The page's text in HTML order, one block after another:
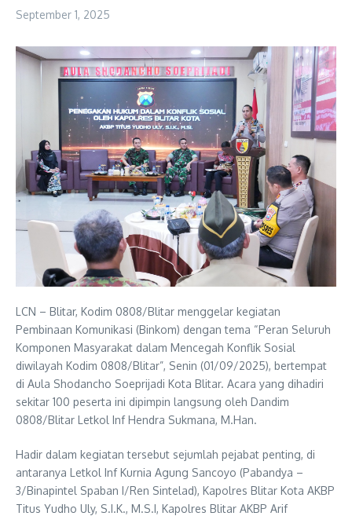
September 1, 2025
LCN – Blitar, Kodim 0808/Blitar menggelar kegiatan
Pembinaan Komunikasi (Binkom) dengan tema “Peran Seluruh
Komponen Masyarakat dalam Mencegah Konflik Sosial
diwilayah Kodim 0808/Blitar”, Senin (01/09/2025), bertempat
di Aula Shodancho Soeprijadi Kota Blitar. Acara yang dihadiri
sekitar 100 peserta ini dipimpin langsung oleh Dandim
0808/Blitar Letkol Inf Hendra Sukmana, M.Han.
Hadir dalam kegiatan tersebut sejumlah pejabat penting, di
antaranya Letkol Inf Kurnia Agung Sancoyo (Pabandya –
3/Binapintel Spaban I/Ren Sintelad), Kapolres Blitar Kota AKBP
Titus Yudho Uly, S.I.K., M.S.I, Kapolres Blitar AKBP Arif